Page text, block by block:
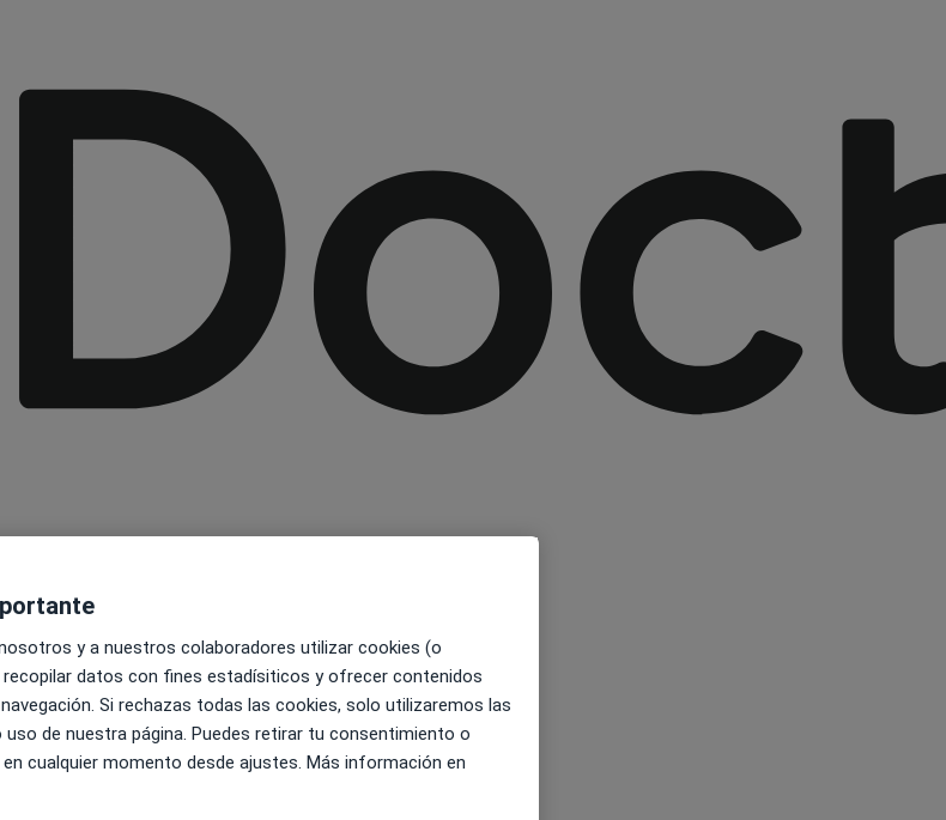
y a nuestros colaboradores utilizar cookies (o
datos con fines estadísiticos y ofrecer contenidos
Si rechazas todas las cookies, solo utilizaremos las
de nuestra página. Puedes retirar tu consentimiento o
cualquier momento desde ajustes. Más información en